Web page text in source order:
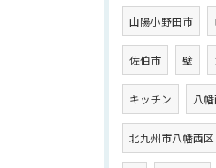
山陽小野田市
佐伯市 壁
キッチン 八
北九州市八幡西区